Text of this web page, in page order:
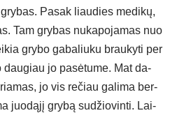
Pa­sak liau­dies me­di­kų,
Tam gry­bas nu­ka­po­ja­mas nuo
gry­bo ga­ba­liu­ku brau­ky­ti per
dau­giau jo pa­sė­tu­me. Mat da­
jo vis re­čiau ga­li­ma ber­
juo­dą­jį gry­bą su­džio­vin­ti. Lai­